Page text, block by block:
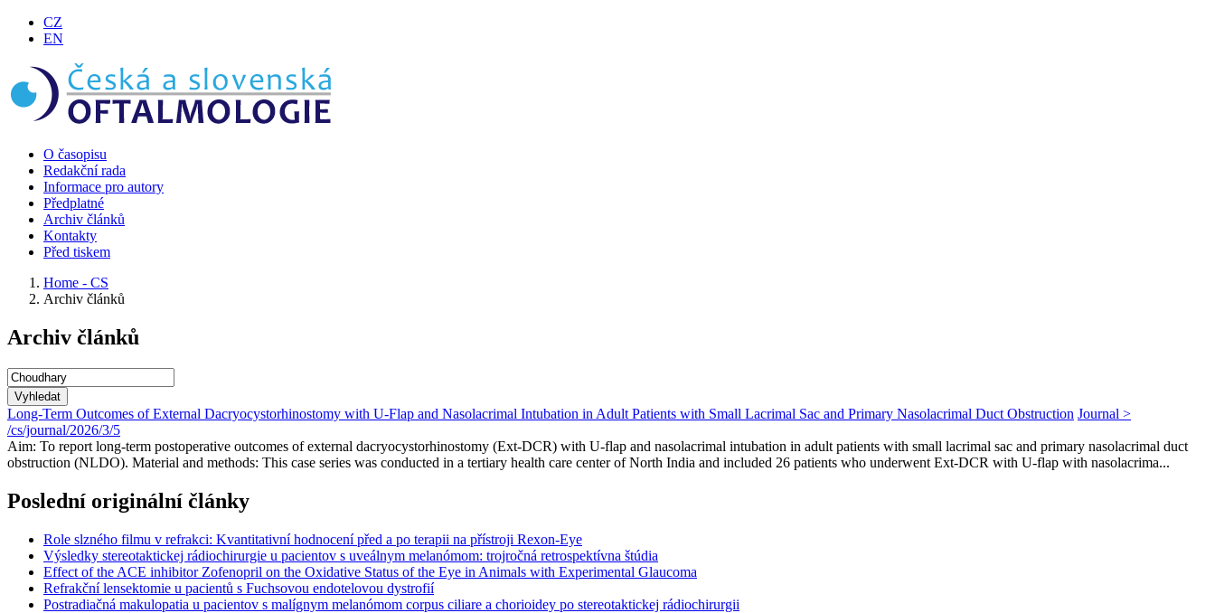
CZ
EN
O časopisu
Redakční rada
Informace pro autory
Předplatné
Archiv článků
Kontakty
Před tiskem
Home - CS
Archiv článků
Archiv článků
Vyhledat
Long-Term Outcomes of External Dacryocysto­rhinostomy with U-Flap and Nasolacrimal Intubation in Adult Patients with Small Lacrimal Sac and Primary Nasolacrimal Duct Obstruction Journal >
/cs/journal/2026/3/5
Aim: To report long-term postoperative outcomes of external dacryocystorhinostomy (Ext-DCR) with U-flap and nasolacrimal intubation in adult patients with small lacrimal sac and primary nasolacrimal duct
obstruction (NLDO). Material and methods: This case series was conducted in a tertiary health care center of North India and included 26 patients who underwent Ext-DCR with U-flap with nasolacrima...
Poslední originální články
Role slzného filmu v refrakci: Kvantitativní hodnocení před a po terapii na přístroji Rexon-Eye
Výsledky stereotaktickej rádiochirurgie u pacientov s uveálnym melanómom: trojročná retrospektívna štúdia
Effect of the ACE inhibitor Zofenopril on the Oxidative Status of the Eye in Animals with Experimental Glaucoma
Refrakční lensektomie u pacientů s Fuchsovou endotelovou dystrofií
Postradiačná makulopatia u pacientov s malígnym melanómom corpus ciliare a chorioidey po stereotaktickej rádiochirurgii